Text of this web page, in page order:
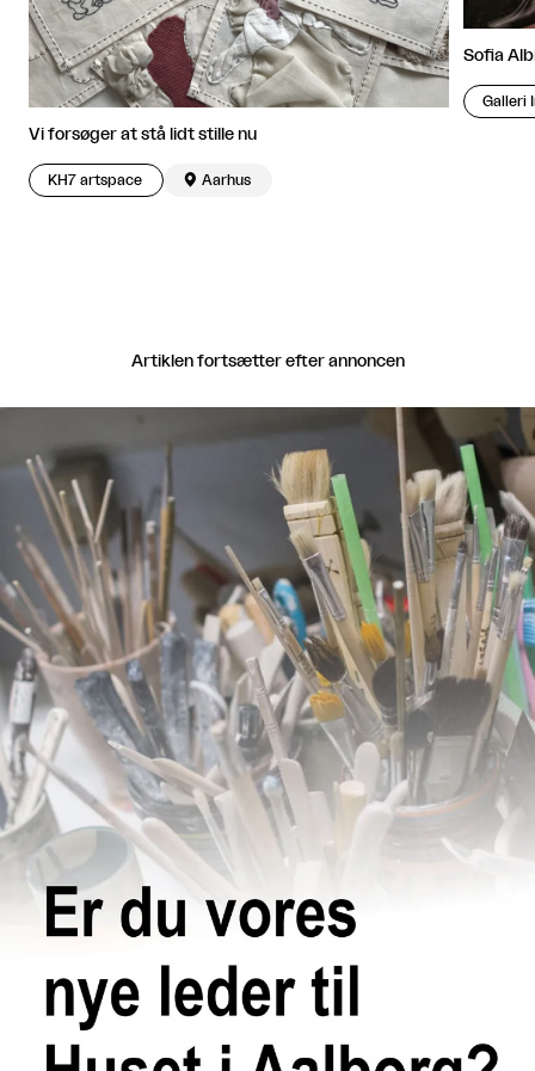
Vi forsøger at stå lidt stille nu
KH7 artspace  Aarhus
Sofia
Galleri
Artiklen fortsætter efter annoncen